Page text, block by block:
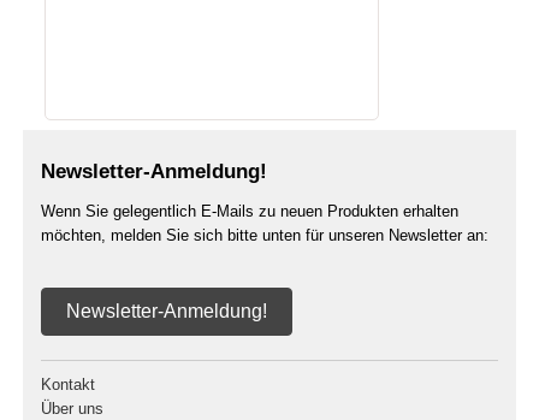
Newsletter-Anmeldung!
Wenn Sie gelegentlich E-Mails zu neuen Produkten erhalten
möchten, melden Sie sich bitte unten für unseren Newsletter an:
Newsletter-Anmeldung!
Kontakt
Über uns